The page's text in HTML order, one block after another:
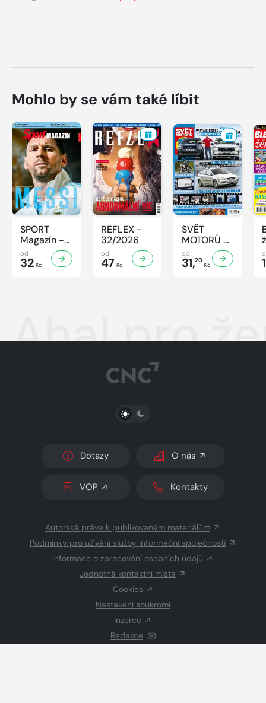
Mohlo by se vám také líbit
SPORT
Magazín -
32/2026
od
32 Kč
REFLEX -
32/2026
od
47 Kč
SVĚT
MOTORŮ -
32/2026
od
31,20
Kč
Aha! pro
PŘEPNOUT SVĚTLÝ/TMAVÝ REŽIM
Dotazy O nás
VOP Kontakty
Autorská práva k publikovaným materiálům
Podmínky pro užívání služby informační společnosti
Informace o zpracování osobních údajů
Jednotná kontaktní místa
Cookies
Nastavení soukromí
Inzerce
Redakce